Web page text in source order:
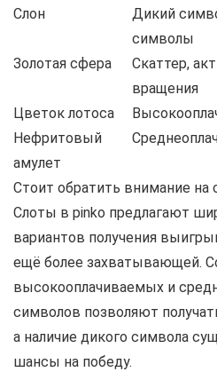
Слон
Дикий
символы
Золотая сфера
Скаттер,
вращения
Цветок лотоса
Нефритовый
амулет
Стоит обратить внимание на
Слоты в pinko предлагают
вариантов получения
ещё более захватывающей.
высокооплачиваемых и
символов позволяют
а наличие дикого символа
шансы на победу.